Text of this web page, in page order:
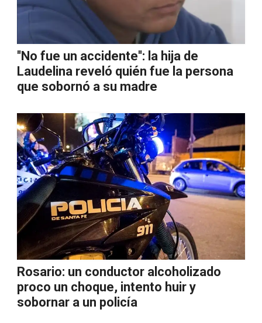
''No fue un accidente'': la hija de
Laudelina reveló quién fue la persona
que sobornó a su madre
Rosario: un conductor alcoholizado
proco un choque, intento huir y
sobornar a un policía